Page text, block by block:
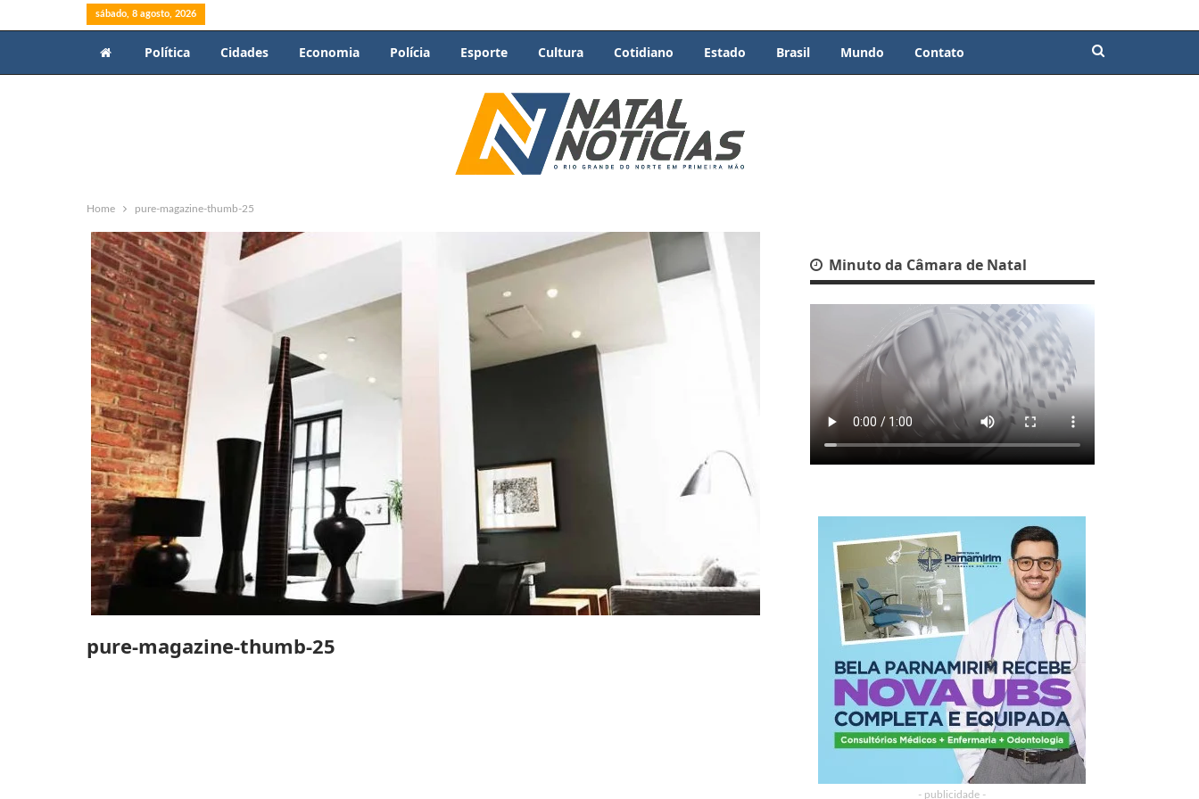
sábado, 8 agosto, 2026
Política Cidades Economia Polícia Esporte Cultura Cotidiano Estado Brasil Mundo Contato
Home pure-magazine-thumb-25
pure-magazine-thumb-25
Minuto da Câmara de Natal
- publicidade -